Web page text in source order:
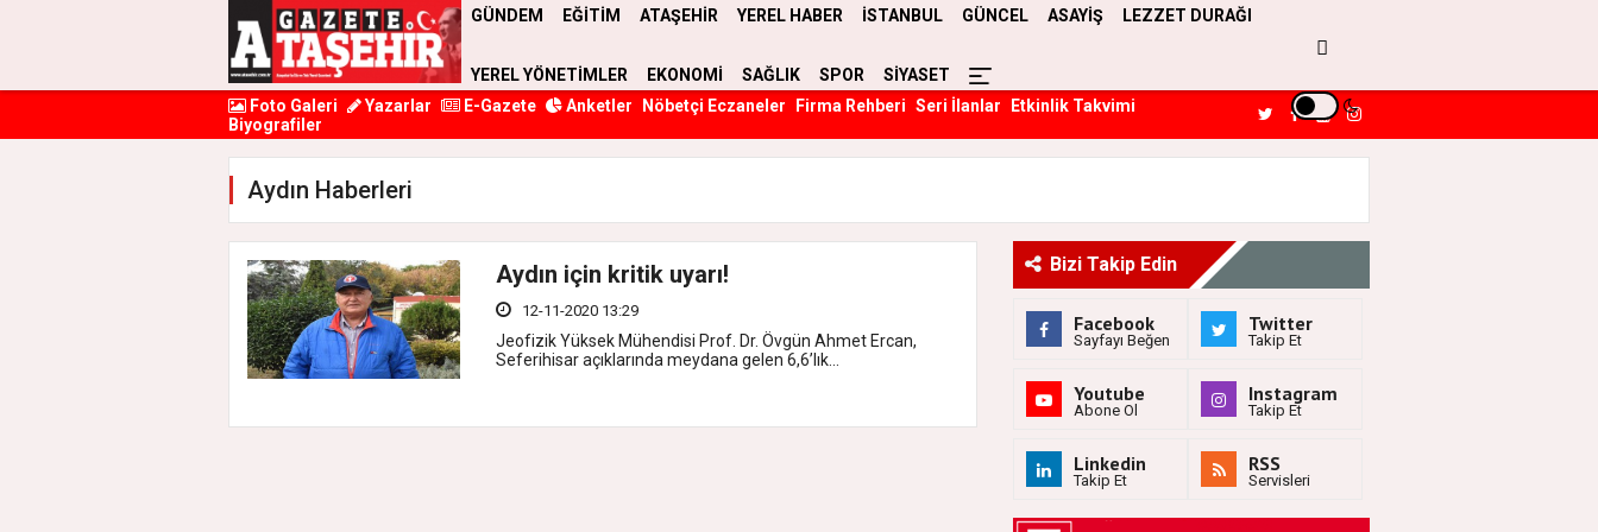
GÜNDEM EĞİTİM ATAŞEHİR YEREL HABER İSTANBUL GÜNCEL ASAYİŞ LEZZET DURAĞI
YEREL YÖNETİMLER EKONOMİ SAĞLIK SPOR
SİYASET
Foto Galeri
Yazarlar E-Gazete Anketler Nöbetçi Eczaneler Firma Rehberi Seri İlanlar
Etkinlik Takvimi
Biyografiler
Aydın Haberleri
Aydın için kritik uyarı!
12-11-2020 13:29
Jeofizik Yüksek Mühendisi Prof. Dr. Övgün Ahmet Ercan,
Seferihisar açıklarında meydana gelen 6,6’lık...
Bizi Takip Edin
Facebook
Sayfayı Beğen
Twitter
Takip Et
Youtube
Abone Ol
Instagram
Takip Et
Linkedin
Takip Et
RSS
Servisleri